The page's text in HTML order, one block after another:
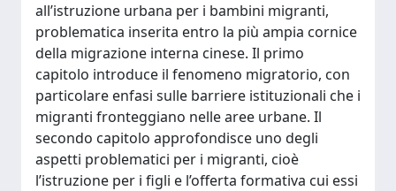
all’istruzione urbana per i bambini migranti,
problematica inserita entro la più ampia cornice
della migrazione interna cinese. Il primo
capitolo introduce il fenomeno migratorio, con
particolare enfasi sulle barriere istituzionali che i
migranti fronteggiano nelle aree urbane. Il
secondo capitolo approfondisce uno degli
aspetti problematici per i migranti, cioè
l’istruzione per i figli e l’offerta formativa cui essi